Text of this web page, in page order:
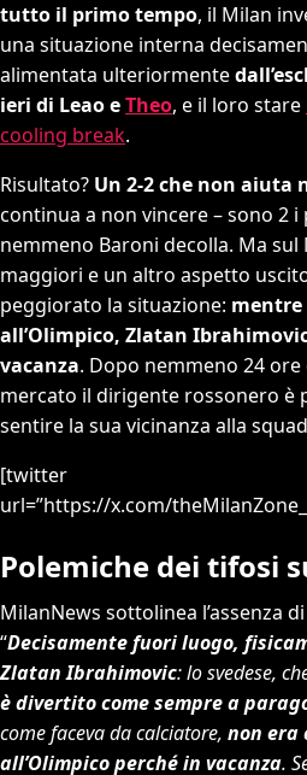
tutto il primo tempo, il Milan
una situazione interna
alimentata ulteriormente
ieri di Leao eTheo, e il loro stare
cooling break.
Risultato? Un 2-2 che non aiuta
continua a non vincere – sono 2
nemmeno Baroni decolla. Ma
maggiori e un altro aspetto
peggiorato la situazione: mentre
all’Olimpico, Zlatan
vacanza. Dopo nemmeno 24
mercato il dirigente rossonero è
sentire la sua vicinanza alla
[twitter
url=”https://x.com/
Polemiche dei tifosi
MilanNews sottolinea l’assenza
“Decisamente fuori luogo,
Zlatan Ibrahimovic: lo svedese,
è divertito come sempre a
come faceva da calciatore, non era
all’Olimpico perché in vacanza.